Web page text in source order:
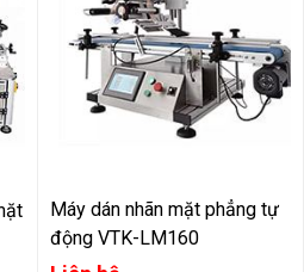
Máy dán nhãn mặt phẳng tự
động VTK-LM160